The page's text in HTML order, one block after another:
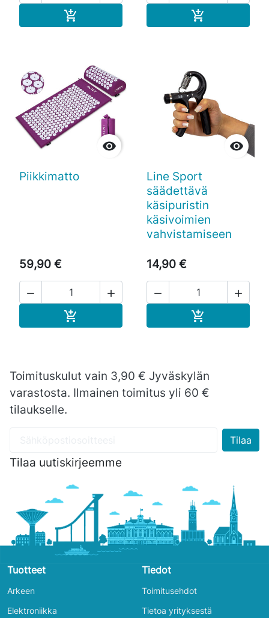
 

Piikkimatto
59,90 €
 


Line Sport
säädettävä
käsipuristin
käsivoimien
vahvistamiseen
14,90 €
 

Toimituskulut vain 3,90 € Jyväskylän
varastosta. Ilmainen toimitus yli 60 €
tilaukselle.
Tilaa uutiskirjeemme
Tuotteet
Arkeen
Elektroniikka
Tiedot
Toimitusehdot
Tietoa yrityksestä